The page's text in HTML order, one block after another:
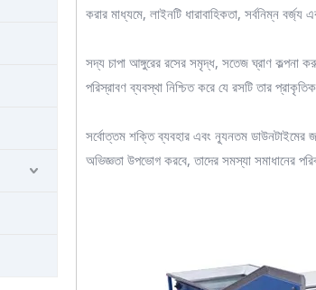
করার মাধ্যমে, লাইনটি ধারাবাহিকতা, সর্বনিম্ন বর্জ্য
সদ্য চাপা আঙ্গুরের রসের সমৃদ্ধ, সতেজ ঘ্রাণ কল্পনা
পরিস্রাবণ ব্যবস্থা নিশ্চিত করে যে রসটি তার
সর্বোত্তম শক্তি ব্যবহার এবং ন্যূনতম ডাউনটাইমের
অভিজ্ঞতা উপভোগ করবে, তাদের সমস্যা সমাধানের